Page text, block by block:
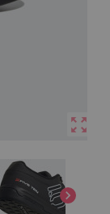
zoom_out_map
chevron_right